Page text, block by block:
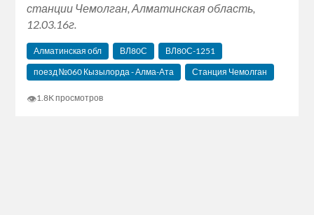
станции Чемолган, Алматинская область,
12.03.16г.
Алматинская обл ВЛ80С
ВЛ80С-1251
поезд №060 Кызылорда - Алма-Ата
Станция Чемолган
👁1.8K просмотров